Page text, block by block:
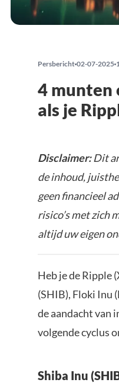
Persbericht 02-07-2025
4 munten
als je
Disclaimer:Dit
de inhoud,
geen financieel
risico’s met zich
altijd uw eigen
Heb je de Ripple
(SHIB), Floki Inu
de aandacht van
volgende cyclus
Shiba Inu